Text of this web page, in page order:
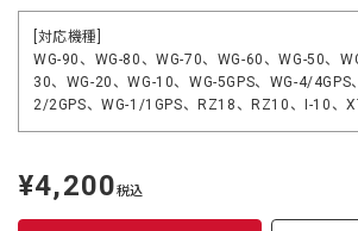
[対応機種]
WG-90、WG-80、WG-70、WG-60、WG-50、
30、WG-20、WG-10、WG-5GPS、WG-4/4GPS
2/2GPS、WG-1/1GPS、RZ18、RZ10、I-10、
定
価
¥4,200税込